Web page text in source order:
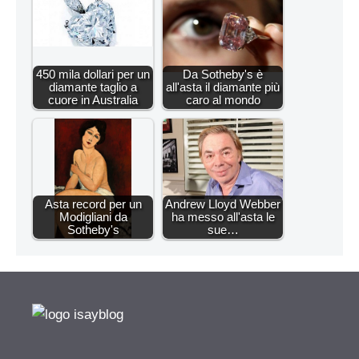
450 mila dollari per un
diamante taglio a
cuore in Australia
Da Sotheby's è
all'asta il diamante più
caro al mondo
Asta record per un
Modigliani da
Sotheby's
Andrew Lloyd Webber
ha messo all'asta le
sue…